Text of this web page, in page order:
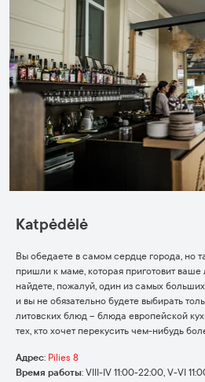
Katpėdėlė
Вы обедаете в самом сердце города, но
пришли к маме, которая приготовит
найдете, пожалуй, один из самых
и вы не обязательно будете выбирать
литовских блюд – блюда европейской
тех, кто хочет перекусить чем-нибудь
Адрес: Pilies 8
Время работы: VIII-IV 11:00-22:00, V-VI